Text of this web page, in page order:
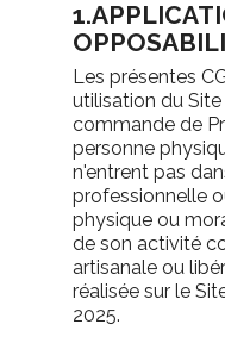
Les présentes
utilisation du Site
commande de
personne
n'entrent pas
professionnelle
physique ou
de son activité
artisanale ou
réalisée sur le
2025.